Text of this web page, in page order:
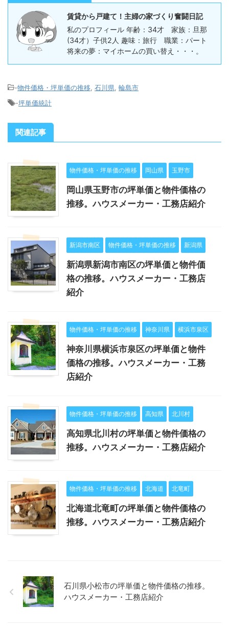
賃貸から戸建て！主婦の家づくり奮闘日記
私のプロフィール 年齢：34才 家族：旦那
(34才）子供2人 趣味：旅行 職業：パート
将来の夢：マイホームの買い替え・・・。
-物件価格・坪単価の推移, 石川県, 輪島市
-坪単価統計
関連記事
物件価格・坪単価の推移 岡山県 玉野市
岡山県玉野市の坪単価と物件価格の
推移。ハウスメーカー・工務店紹介
新潟市南区 物件価格・坪単価の推移 新潟県
新潟県新潟市南区の坪単価と物件価
格の推移。ハウスメーカー・工務店
紹介
物件価格・坪単価の推移 神奈川県 横浜市泉区
神奈川県横浜市泉区の坪単価と物件
価格の推移。ハウスメーカー・工務
店紹介
物件価格・坪単価の推移 高知県 北川村
高知県北川村の坪単価と物件価格の
推移。ハウスメーカー・工務店紹介
物件価格・坪単価の推移 北海道 北竜町
北海道北竜町の坪単価と物件価格の
推移。ハウスメーカー・工務店紹介
石川県小松市の坪単価と物件価格の推移。
ハウスメーカー・工務店紹介